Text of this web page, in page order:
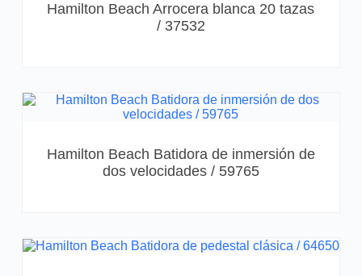
Hamilton Beach Arrocera blanca 20 tazas
/ 37532
Hamilton Beach Batidora de inmersión de
dos velocidades / 59765